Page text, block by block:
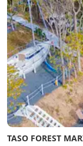
TASO FOREST